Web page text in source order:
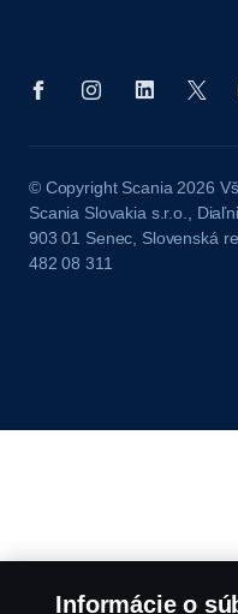
© Copyright Scania 2026
Scania Slovakia s.r.o.,
903 01 Senec, Slovenská
482 08 311
Informácie o